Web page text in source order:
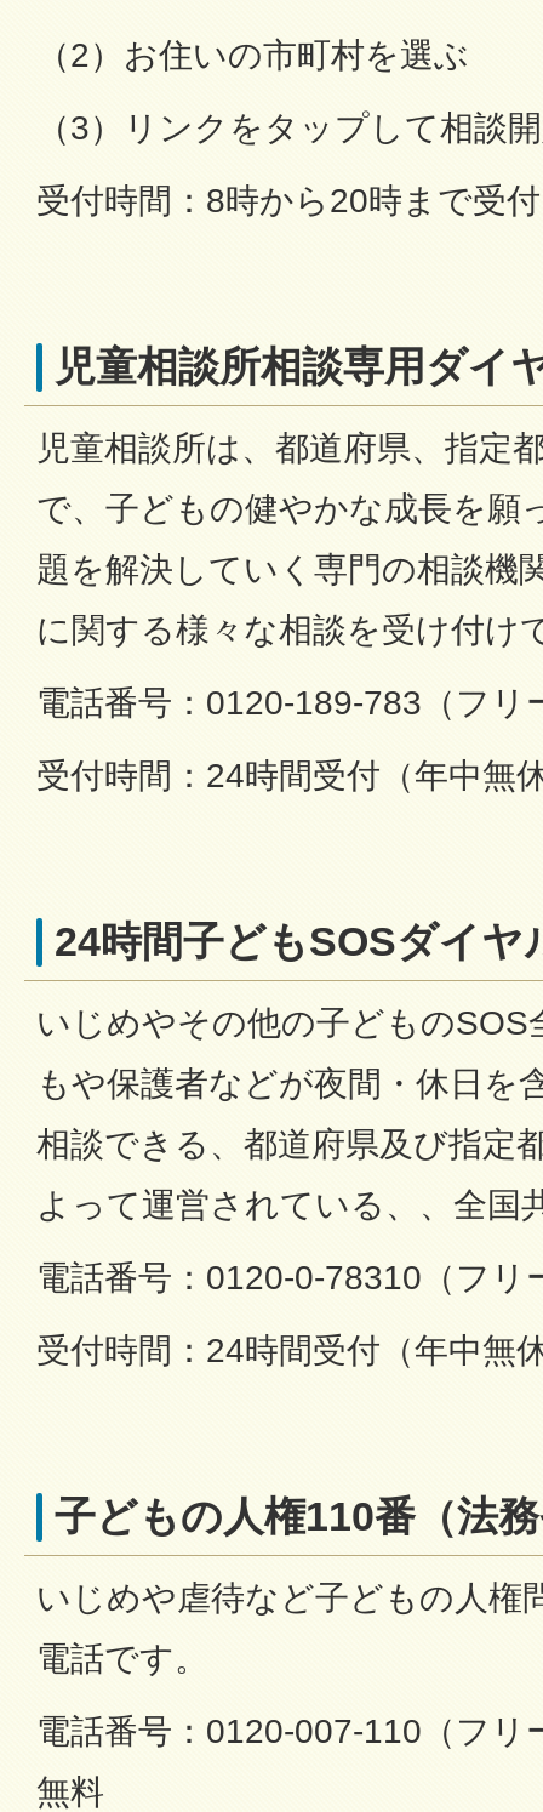
（2）お住いの市町村を選ぶ
（3）リンクをタップして相談
受付時間：8時から20時まで受
児童相談所相談専用ダイ
児童相談所は、都道府県、指定
で、子どもの健やかな成長を願
題を解決していく専門の相談機
に関する様々な相談を受け付け
電話番号：0120-189-783（フ
受付時間：24時間受付（年中無
24時間子どもSOSダイヤ
いじめやその他の子どものSOS
もや保護者などが夜間・休日を
相談できる、都道府県及び指定
よって運営されている、、全国
電話番号：0120-0-78310（フリ
受付時間：24時間受付（年中無
子どもの人権110番（法
いじめや虐待など子どもの人権
電話です。
電話番号：0120-007-110（フリ
無料